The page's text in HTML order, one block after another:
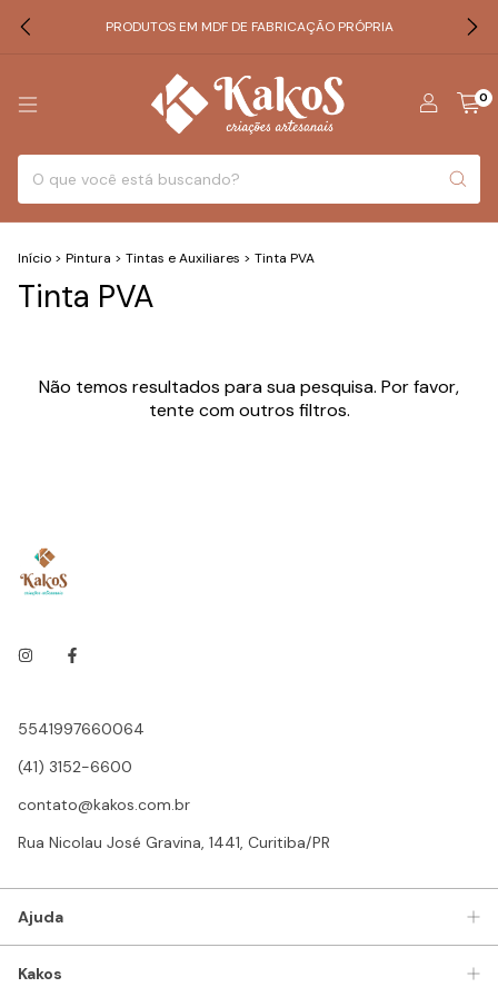
PRODUTOS EM MDF DE FABRICAÇÃO PRÓPRIA
0
Início > Pintura > Tintas e Auxiliares > Tinta PVA
Tinta PVA
Não temos resultados para sua pesquisa. Por favor,
tente com outros filtros.
5541997660064
(41) 3152-6600
contato@kakos.com.br
Rua Nicolau José Gravina, 1441, Curitiba/PR
Ajuda
Kakos